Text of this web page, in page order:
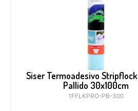
Siser Termoadesivo
Pallido 30x100cm
1FFLKPRO-PB-300